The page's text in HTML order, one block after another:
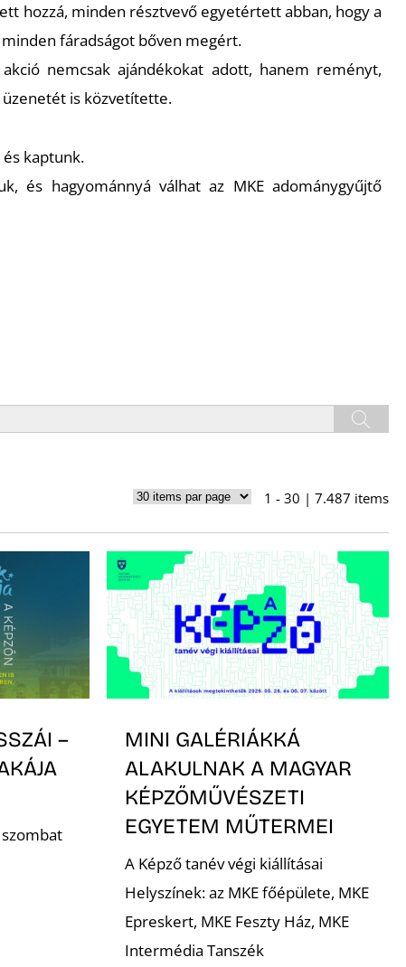
hozzá, minden résztvevő egyetértett abban, hogy a
fáradságot bőven megért.
nemcsak ajándékokat adott, hanem reményt,
is közvetítette.
kaptunk.
és hagyománnyá válhat az MKE adománygyűjtő
1 - 30 | 7.487 items
–
MINI GALÉRIÁKKÁ
ALAKULNAK A MAGYAR
KÉPZŐMŰVÉSZETI
EGYETEM MŰTERMEI
A Képző tanév végi kiállításai
Helyszínek: az MKE főépülete, MKE
Epreskert, MKE Feszty Ház, MKE
Intermédia Tanszék